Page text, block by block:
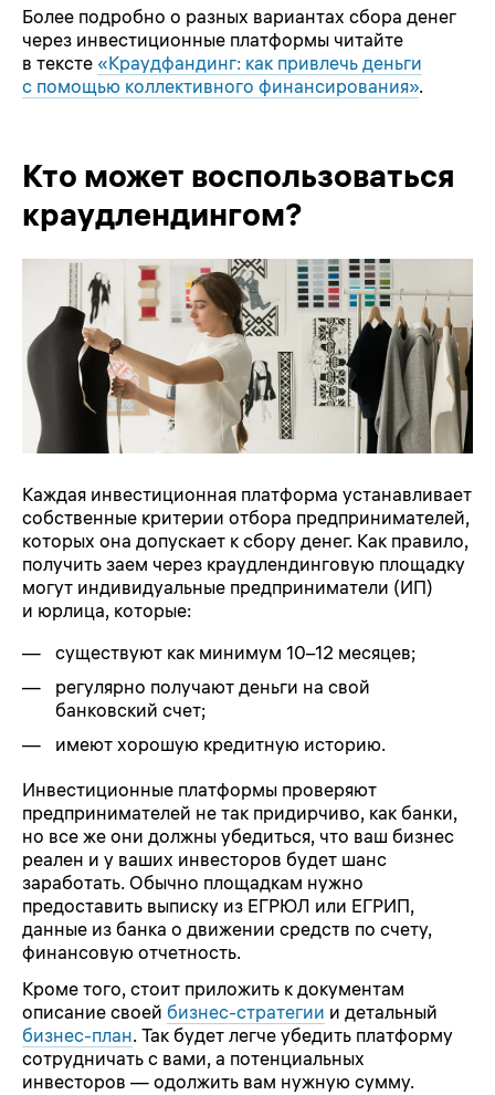
Более подробно о разных вариантах сбора денег
через инвестиционные платформы читайте
в тексте «Краудфандинг: как привлечь деньги
с помощью коллективного финансирования».
Кто может воспользоваться
краудлендингом?
Каждая инвестиционная платформа устанавливает
собственные критерии отбора предпринимателей,
которых она допускает к сбору денег. Как правило,
получить заем через краудлендинговую площадку
могут индивидуальные предприниматели (ИП)
и юрлица, которые:
существуют как минимум 10–12 месяцев;
регулярно получают деньги на свой
банковский счет;
имеют хорошую кредитную историю.
Инвестиционные платформы проверяют
предпринимателей не так придирчиво, как банки,
но все же они должны убедиться, что ваш бизнес
реален и у ваших инвесторов будет шанс
заработать. Обычно площадкам нужно
предоставить выписку из ЕГРЮЛ или ЕГРИП,
данные из банка о движении средств по счету,
финансовую отчетность.
Кроме того, стоит приложить к документам
описание своей бизнес-стратегии и детальный
бизнес-план. Так будет легче убедить платформу
сотрудничать с вами, а потенциальных
инвесторов — одолжить вам нужную сумму.